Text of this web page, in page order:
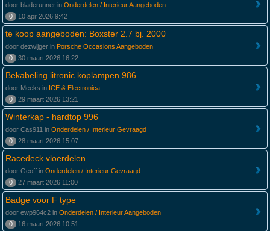
door bladerunner in Onderdelen / Interieur Aangeboden
0
10 apr 2026 9:42
te koop aangeboden: Boxster 2.7 bj. 2000
door dezwijger in Porsche Occasions Aangeboden
0
30 maart 2026 16:22
Bekabeling litronic koplampen 986
door Meeks in ICE & Electronica
0
29 maart 2026 13:21
Winterkap - hardtop 996
door Cas911 in Onderdelen / Interieur Gevraagd
0
28 maart 2026 15:07
Racedeck vloerdelen
door Geoff in Onderdelen / Interieur Gevraagd
0
27 maart 2026 11:00
Badge voor F type
door ewp964c2 in Onderdelen / Interieur Aangeboden
0
16 maart 2026 10:51